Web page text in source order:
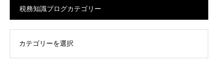
税務知識ブログカテゴリー